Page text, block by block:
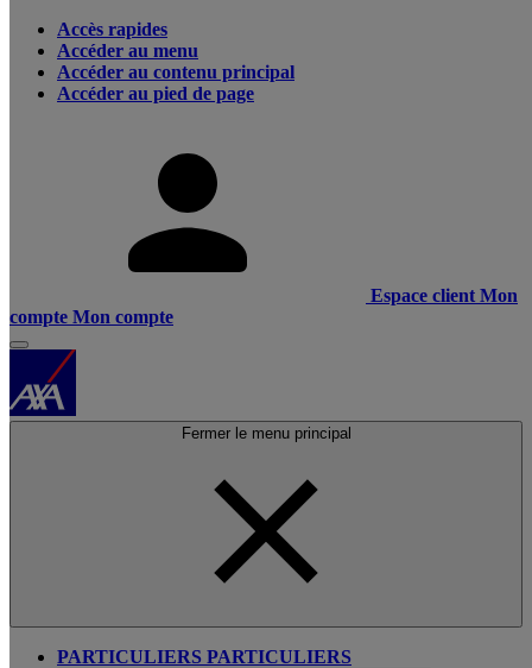
Accès rapides
Accéder au menu
Accéder au contenu principal
Accéder au pied de page
Espace client Mon
compte Mon compte
Fermer le menu principal
PARTICULIERS PARTICULIERS